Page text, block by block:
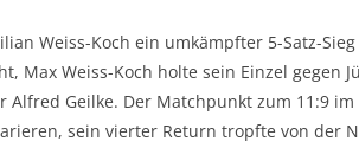
Weiss-Koch ein umkämpfter 5-Satz-
Max Weiss-Koch holte sein Einzel
Alfred Geilke. Der Matchpunkt zum 11:9
sein vierter Return tropfte von der